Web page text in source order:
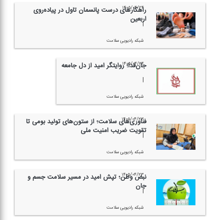
راهكارهای درست پانسمان تاول در پیاده‌روی
اربعین
۱۴۰۵/۰۴/۲۴
|
شبكه رادیویی سلامت
جان‌فدا؛ روایتگر امید از دل جامعه
۱۴۰۵/۰۴/۲۴
|
شبكه رادیویی سلامت
فناوری‌های سلامت؛ از ستون‌های تولید بومی تا
تقویت ضریب امنیت ملی
۱۴۰۵/۰۴/۲۳
|
شبكه رادیویی سلامت
نبض وطن؛ تپش امید در مسیر سلامت جسم و
جان
۱۴۰۵/۰۴/۲۳
|
شبكه رادیویی سلامت